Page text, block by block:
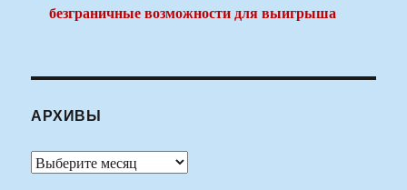
безграничные возможности для выигрыша
АРХИВЫ
Архивы